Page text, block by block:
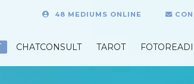
48 MEDIUMS ONLINE
CHATCONSULT TAROT